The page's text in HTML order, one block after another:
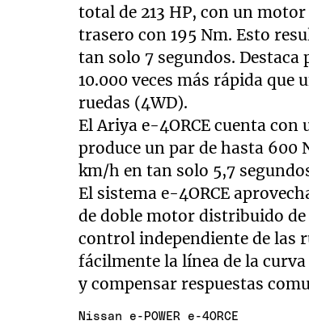
total de 213 HP, con un
trasero con 195 Nm. Esto
tan solo 7 segundos.
10.000 veces más rápida que
ruedas (4WD).
El Ariya e-4ORCE cuenta
produce un par de hasta 600
km/h en tan solo 5,7
El sistema e-4ORCE
de doble motor distribuido
control independiente de las
fácilmente la línea de la
y compensar respuestas
Nissan e-POWER e-4ORCE